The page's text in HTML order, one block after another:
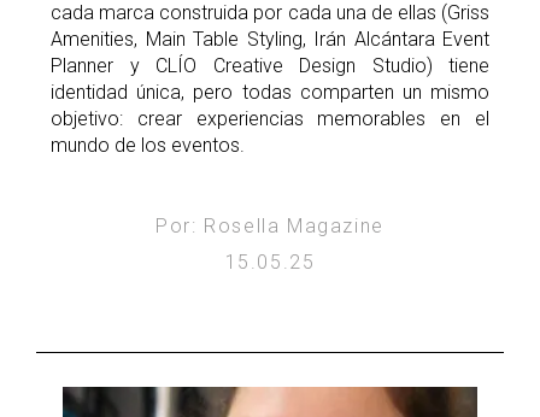
cada marca construida por cada una de ellas (Griss
Amenities, Main Table Styling, Irán Alcántara Event
Planner y CLÍO Creative Design Studio) tiene
identidad única, pero todas comparten un mismo
objetivo: crear experiencias memorables en el
mundo de los eventos.
Por: Rosella Magazine
15.05.25